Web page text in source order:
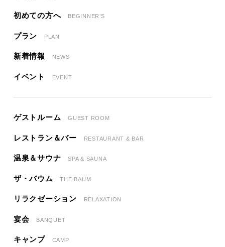
初めての方へ BEGINNER’S
プラン PLAN
新着情報 NEWS
イベント EVENT
ゲストルーム GUEST ROOM
レストラン＆バー RESTAURANT & BAR
温泉＆サウナ SPA & SAUNA
ザ・バウム THE BAUM
リラクゼーション RELAXATION
宴会 BANQUET
キャンプ CAMP